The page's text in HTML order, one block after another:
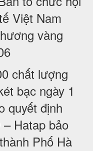
Việt Nam
vàng
chất lượng
bạc ngày 1
quyết định
Hatap bảo
Phố Hà